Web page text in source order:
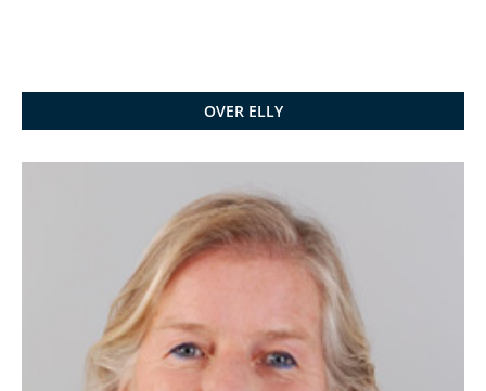
OVER ELLY